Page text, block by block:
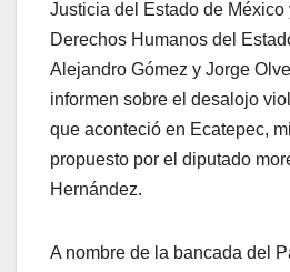
Justicia del Estado de
Derechos Humanos del
Alejandro Gómez y Jorge
informen sobre el desalojo
que aconteció en Ecatepec,
propuesto por el diputado
Hernández.
A nombre de la bancada del